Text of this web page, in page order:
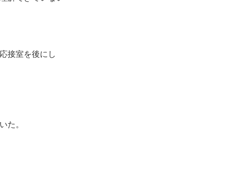
接室を後にし
た。